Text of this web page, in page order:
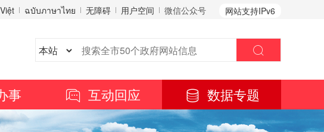
网站支持IPv6
ฉบับภาษาไทย 无障碍 用户空间 微信公众号
事 互动回应 数据专题